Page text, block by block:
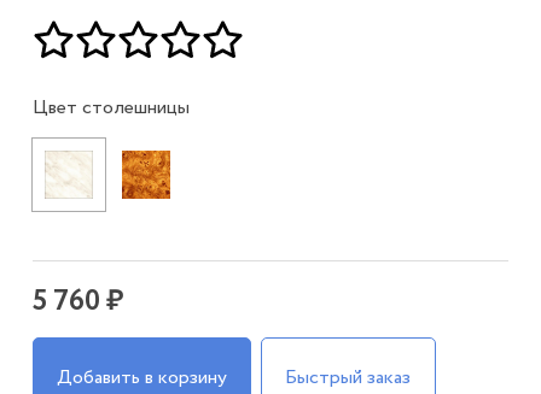
Цвет столешницы
5 760 ₽
Добавить в корзину Быстрый заказ